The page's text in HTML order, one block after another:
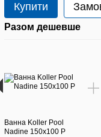
Купити
Разом дешевше
Ванна Koller Pool
Nadine 150х100 P